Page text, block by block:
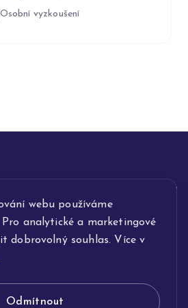
webu používáme
Pro analytické a marketingové
dobrovolný souhlas. Více v
Odmítnout
Osobní vyzkoušení